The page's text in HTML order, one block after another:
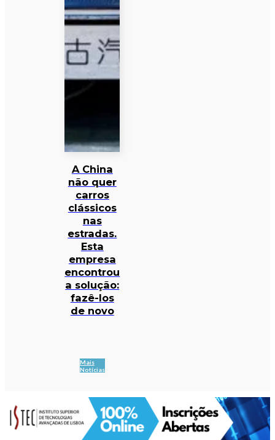
A China
não quer
carros
clássicos
nas
estradas.
Esta
empresa
encontrou
a solução:
fazê-los
de novo
Mais
Notícias